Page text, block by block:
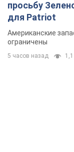
просьбу
для Patriot
Американские
ограничены
5 часов назад 1,1